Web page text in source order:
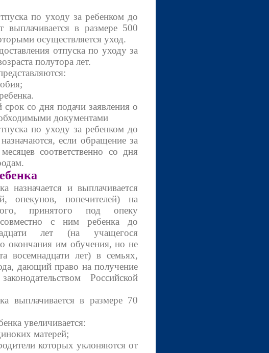
по уходу за ребенком до
выплачивается в размере 500
осуществляется уход.
отпуска по уходу за
полутора лет.
со дня подачи заявления о
документами
по уходу за ребенком до
если обращение за
соответственно со дня
и выплачивается
опекунов, попечителей) на
принятого под опеку
с ним ребенка до
лет (на учащегося
окончания им обучения, но не
восемнадцати лет) в семьях,
дающий право на получение
Российской
в размере 70
увеличивается:
матерей;
которых уклоняются от